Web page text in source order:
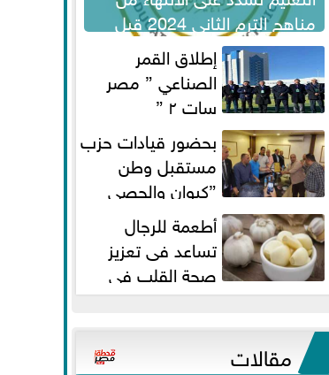
مناهج الترم الثاني 2024 قبل
الامتحانات
إطلاق القمر
الصناعي ” مصر
سات ٢ ”
بحضور قيادات حزب
مستقبل وطن
”كيوان والحصي
والتمامي وابوحجازي وعيسي” أمانه
كفر...
أطعمة للرجال
تساعد فى تعزيز
صحة القلب فى
سن الأربعين
مقالات